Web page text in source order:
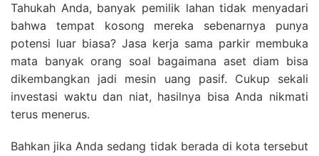
Tahukah Anda, banyak pemilik lahan tidak menyadari
bahwa tempat kosong mereka sebenarnya punya
potensi luar biasa? Jasa kerja sama parkir membuka
mata banyak orang soal bagaimana aset diam bisa
dikembangkan jadi mesin uang pasif. Cukup sekali
investasi waktu dan niat, hasilnya bisa Anda nikmati
terus menerus.
Bahkan jika Anda sedang tidak berada di kota tersebut